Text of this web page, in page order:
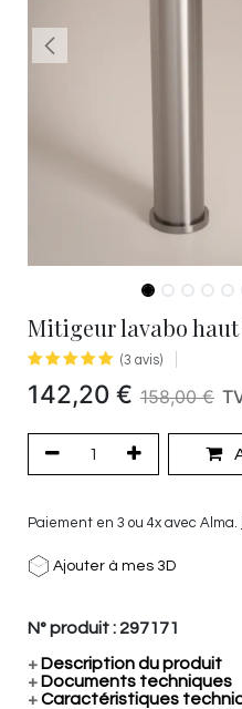
Mitigeur lavabo
(3 avis)
142,20 € 158,00€
Paiement en 3 ou 4x avec Alma.
Ajouter à mes 3D
N° produit : 297171
+ Description du produit
+ Documents techniques
+Caractéristiques